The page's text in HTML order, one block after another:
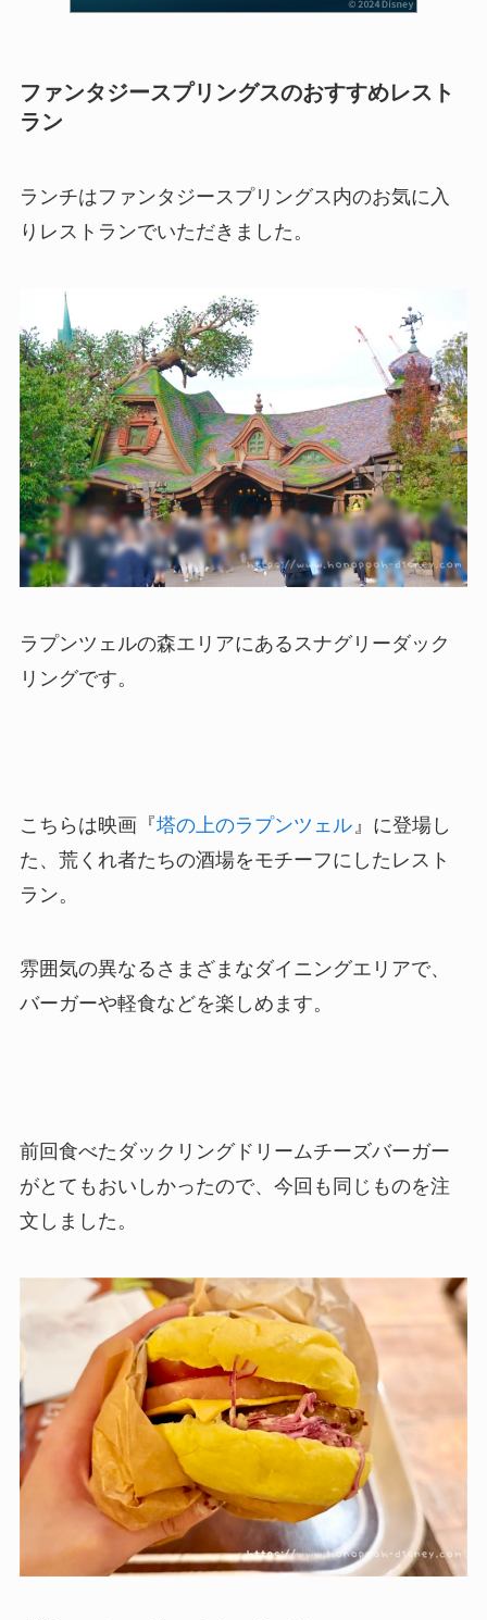
ファンタジースプリングスのおすすめレスト
ラン
ランチはファンタジースプリングス内のお気に入
りレストランでいただきました。
ラプンツェルの森エリアにあるスナグリーダック
リングです。
こちらは映画『塔の上のラプンツェル』に登場し
た、荒くれ者たちの酒場をモチーフにしたレスト
ラン。
雰囲気の異なるさまざまなダイニングエリアで、
バーガーや軽食などを楽しめます。
前回食べたダックリングドリームチーズバーガー
がとてもおいしかったので、今回も同じものを注
文しました。